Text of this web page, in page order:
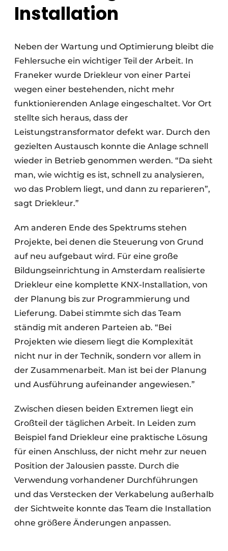
Installation
Neben der Wartung und Optimierung bleibt die
Fehlersuche ein wichtiger Teil der Arbeit. In
Franeker wurde Driekleur von einer Partei
wegen einer bestehenden, nicht mehr
funktionierenden Anlage eingeschaltet. Vor Ort
stellte sich heraus, dass der
Leistungstransformator defekt war. Durch den
gezielten Austausch konnte die Anlage schnell
wieder in Betrieb genommen werden. “Da sieht
man, wie wichtig es ist, schnell zu analysieren,
wo das Problem liegt, und dann zu reparieren”,
sagt Driekleur.”
Am anderen Ende des Spektrums stehen
Projekte, bei denen die Steuerung von Grund
auf neu aufgebaut wird. Für eine große
Bildungseinrichtung in Amsterdam realisierte
Driekleur eine komplette KNX-Installation, von
der Planung bis zur Programmierung und
Lieferung. Dabei stimmte sich das Team
ständig mit anderen Parteien ab. “Bei
Projekten wie diesem liegt die Komplexität
nicht nur in der Technik, sondern vor allem in
der Zusammenarbeit. Man ist bei der Planung
und Ausführung aufeinander angewiesen.”
Zwischen diesen beiden Extremen liegt ein
Großteil der täglichen Arbeit. In Leiden zum
Beispiel fand Driekleur eine praktische Lösung
für einen Anschluss, der nicht mehr zur neuen
Position der Jalousien passte. Durch die
Verwendung vorhandener Durchführungen
und das Verstecken der Verkabelung außerhalb
der Sichtweite konnte das Team die Installation
ohne größere Änderungen anpassen.